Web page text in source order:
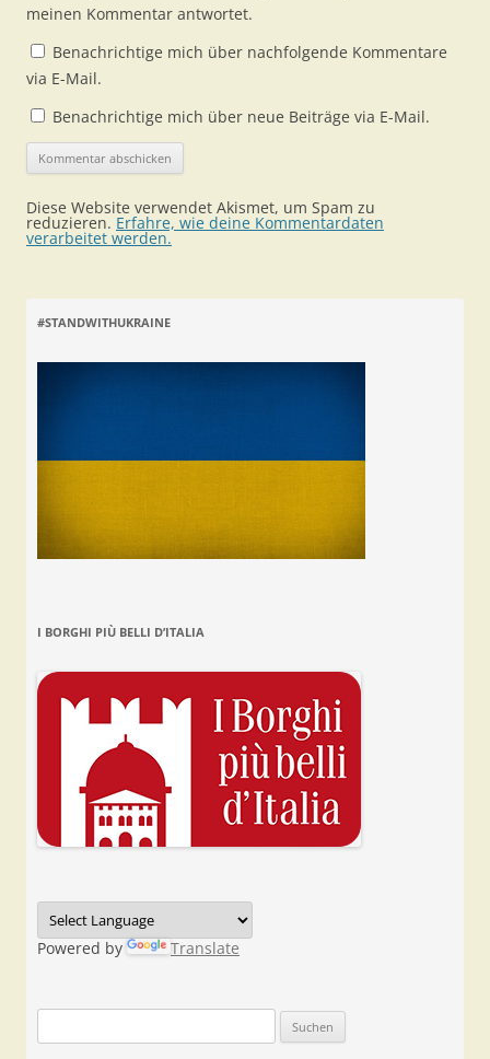
meinen Kommentar antwortet.
Benachrichtige mich über nachfolgende Kommentare
via E-Mail.
Benachrichtige mich über neue Beiträge via E-Mail.
Diese Website verwendet Akismet, um Spam zu
reduzieren. Erfahre, wie deine Kommentardaten
verarbeitet werden.
#STANDWITHUKRAINE
I BORGHI PIÙ BELLI D’ITALIA
Powered by Translate
nach: